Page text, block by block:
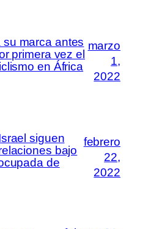
marca antes
primera vez el
en África
marzo
1,
2022
siguen
bajo
de
febrero
22,
2022